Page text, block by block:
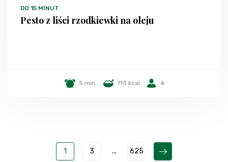
DO 15 MINUT
Pesto z liści rzodkiewki na oleju
5 min. 713 kcal 4
1 3 ... 625